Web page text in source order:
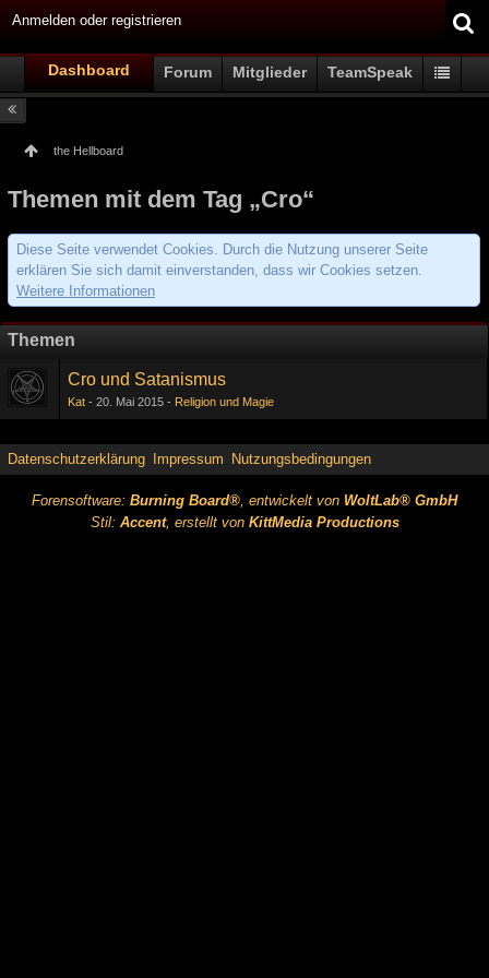
Anmelden oder registrieren
Dashboard Forum Mitglieder TeamSpeak
the Hellboard
Themen mit dem Tag „Cro“
Diese Seite verwendet Cookies. Durch die Nutzung unserer Seite
erklären Sie sich damit einverstanden, dass wir Cookies setzen.
Weitere Informationen
Themen
Cro und Satanismus
Kat 20. Mai 2015 Religion und Magie
Datenschutzerklärung Impressum Nutzungsbedingungen
Forensoftware: Burning Board®, entwickelt von WoltLab® GmbH
Stil: Accent, erstellt von KittMedia Productions